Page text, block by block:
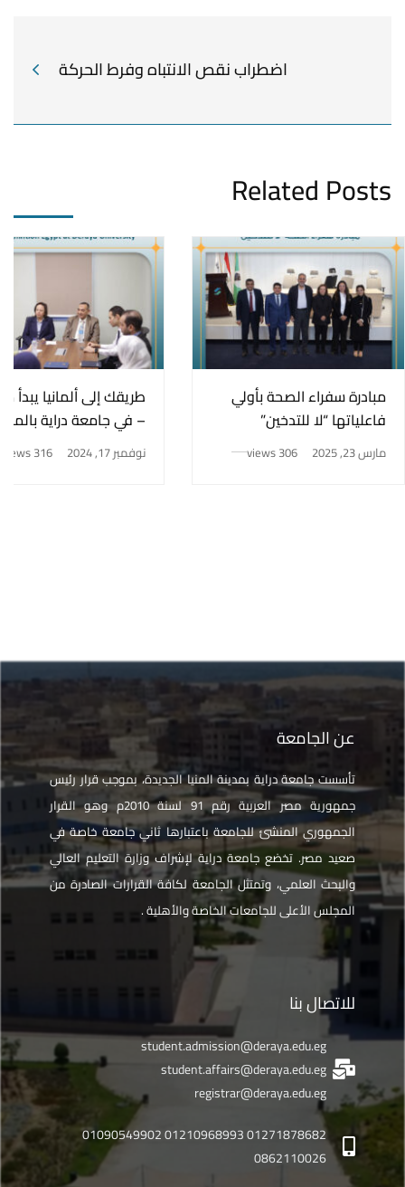
اضطراب نقص الانتباه وفرط الحركة
Related Posts
مبادرة سفراء الصحة بأولي
فاعلياتها “لا للتدخين”
مارس 23, 2025 306 views
طريقك إلى ألمانيا يبدأ
– في جامعة دراية بالمنيا
الجديدة!
نوفمبر 17, 2024 316 views
عن الجامعة
تأسست جامعة دراية بمدينة المنيا الجديدة، بموجب قرار رئيس
جمهورية مصر العربية رقم 91 لسنة 2010م وهو القرار
الجمهوري المنشئ للجامعة باعتبارها ثاني جامعة خاصة في
صعيد مصر. تخضع جامعة دراية لإشراف وزارة التعليم العالي
والبحث العلمي، وتمتثل الجامعة لكافة القرارات الصادرة من
المجلس الأعلى للجامعات الخاصة والأهلية .
للاتصال بنا
student.admission@deraya.edu.eg
student.affairs@deraya.edu.eg
registrar@deraya.edu.eg
01271878682 01210968993 01090549902
0862110026